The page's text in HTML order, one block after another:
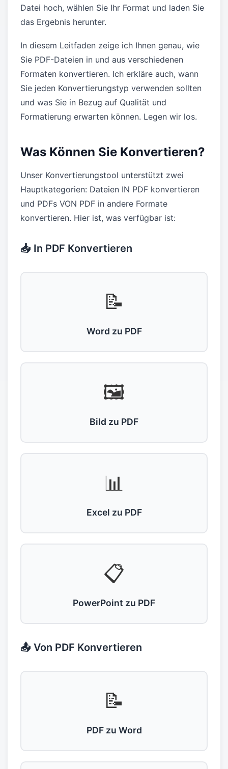
Datei hoch, wählen Sie Ihr Format und laden Sie
das Ergebnis herunter.
In diesem Leitfaden zeige ich Ihnen genau, wie
Sie PDF-Dateien in und aus verschiedenen
Formaten konvertieren. Ich erkläre auch, wann
Sie jeden Konvertierungstyp verwenden sollten
und was Sie in Bezug auf Qualität und
Formatierung erwarten können. Legen wir los.
Was Können Sie Konvertieren?
Unser Konvertierungstool unterstützt zwei
Hauptkategorien: Dateien IN PDF konvertieren
und PDFs VON PDF in andere Formate
konvertieren. Hier ist, was verfügbar ist:
📥 In PDF Konvertieren
📝
Word zu PDF
🖼️
Bild zu PDF
📊
Excel zu PDF
📋
PowerPoint zu PDF
📤 Von PDF Konvertieren
📝
PDF zu Word